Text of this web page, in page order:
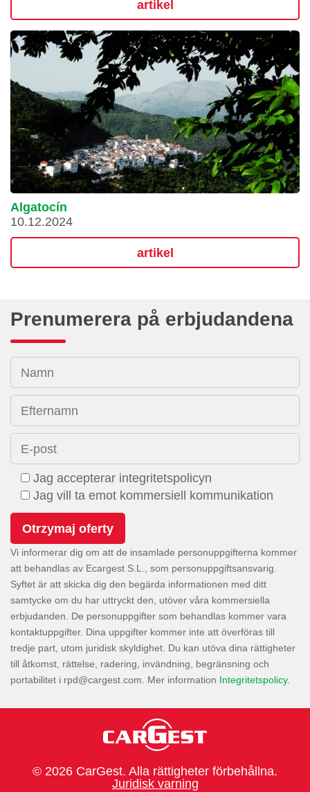
artikel
Algatocín
10.12.2024
artikel
Prenumerera på erbjudandena
Namn
Efternamn
E-post
Jag accepterar integritetspolicyn
Jag vill ta emot kommersiell kommunikation
Vi informerar dig om att de insamlade personuppgifterna kommer
att behandlas av Ecargest S.L., som personuppgiftsansvarig.
Syftet är att skicka dig den begärda informationen med ditt
samtycke om du har uttryckt den, utöver våra kommersiella
erbjudanden. De personuppgifter som behandlas kommer vara
kontaktuppgifter. Dina uppgifter kommer inte att överföras till
tredje part, utom juridisk skyldighet. Du kan utöva dina rättigheter
till åtkomst, rättelse, radering, invändning, begränsning och
portabilitet i
. Mer information Integritetspolicy.
© 2026 CarGest. Alla rättigheter förbehållna.
Juridisk varning